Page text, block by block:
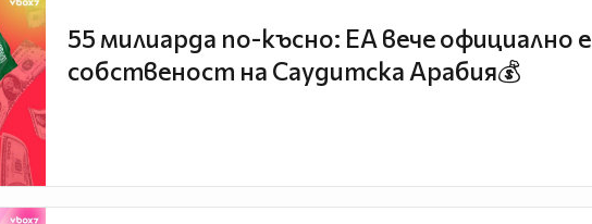
55 милиарда по-късно: EA вече официално е
собственост на Саудитска Арабия💰